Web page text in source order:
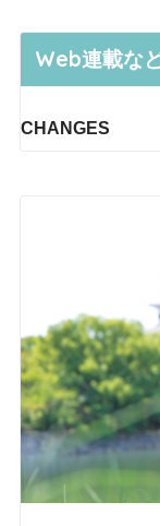
Web連載な
CHANGES